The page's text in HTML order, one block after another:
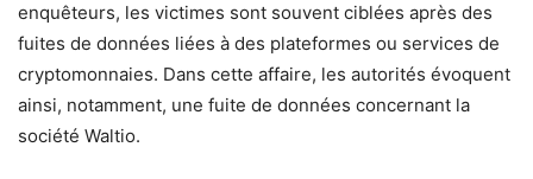
enquêteurs, les victimes sont souvent ciblées après des
fuites de données liées à des plateformes ou services de
cryptomonnaies. Dans cette affaire, les autorités évoquent
ainsi, notamment, une fuite de données concernant la
société Waltio.